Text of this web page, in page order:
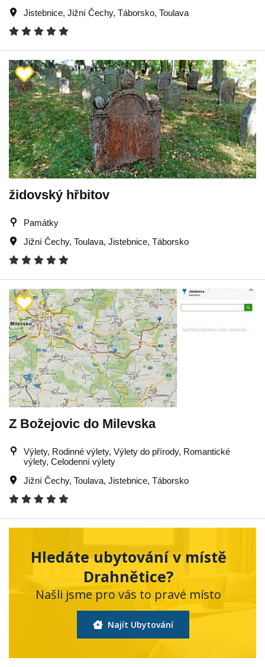
Jistebnice, Jižní Čechy, Táborsko, Toulava
židovský hřbitov
Památky
Jižní Čechy, Toulava, Jistebnice, Táborsko
Z Božejovic do Milevska
Výlety, Rodinné výlety, Výlety do přírody, Romantické
výlety, Celodenní výlety
Jižní Čechy, Toulava, Jistebnice, Táborsko
Hledáte ubytování v místě
Drahnětice?
Našli jsme pro vás to pravé místo
Najít Ubytování